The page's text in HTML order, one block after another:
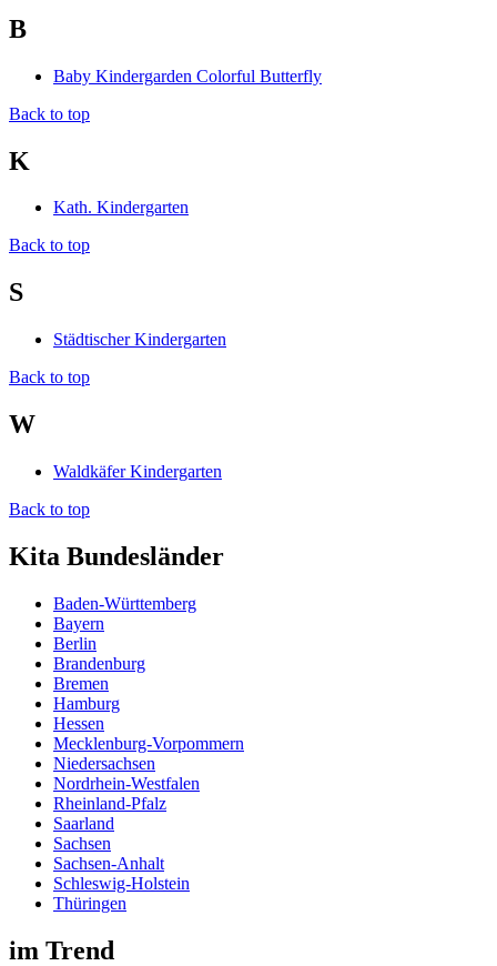
B
Baby Kindergarden Colorful Butterfly
Back to top
K
Kath. Kindergarten
Back to top
S
Städtischer Kindergarten
Back to top
W
Waldkäfer Kindergarten
Back to top
Kita Bundesländer
Baden-Württemberg
Bayern
Berlin
Brandenburg
Bremen
Hamburg
Hessen
Mecklenburg-Vorpommern
Niedersachsen
Nordrhein-Westfalen
Rheinland-Pfalz
Saarland
Sachsen
Sachsen-Anhalt
Schleswig-Holstein
Thüringen
im Trend